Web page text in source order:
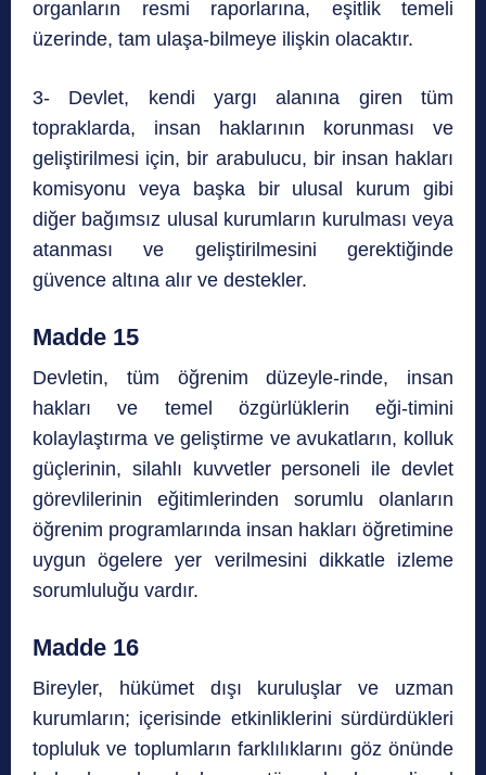
organların resmi raporlarına, eşitlik temeli
üzerinde, tam ulaşa-bilmeye ilişkin olacaktır.
3- Devlet, kendi yargı alanına giren tüm
topraklarda, insan haklarının korunması ve
geliştirilmesi için, bir arabulucu, bir insan hakları
komisyonu veya başka bir ulusal kurum gibi
diğer bağımsız ulusal kurumların kurulması veya
atanması ve geliştirilmesini gerektiğinde
güvence altına alır ve destekler.
Madde 15
Devletin, tüm öğrenim düzeyle-rinde, insan
hakları ve temel özgürlüklerin eği-timini
kolaylaştırma ve geliştirme ve avukatların, kolluk
güçlerinin, silahlı kuvvetler personeli ile devlet
görevlilerinin eğitimlerinden sorumlu olanların
öğrenim programlarında insan hakları öğretimine
uygun ögelere yer verilmesini dikkatle izleme
sorumluluğu vardır.
Madde 16
Bireyler, hükümet dışı kuruluşlar ve uzman
kurumların; içerisinde etkinliklerini sürdürdükleri
topluluk ve toplumların farklılıklarını göz önünde